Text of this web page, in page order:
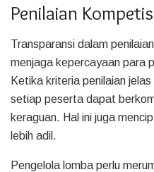
Penilaian
Transparansi dalam
menjaga kepercayaan para
Ketika kriteria penilaian
setiap peserta dapat
keraguan. Hal ini juga
lebih adil.
Pengelola lomba perlu